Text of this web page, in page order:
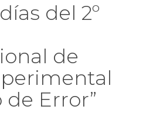
del 2º
de
de Error”